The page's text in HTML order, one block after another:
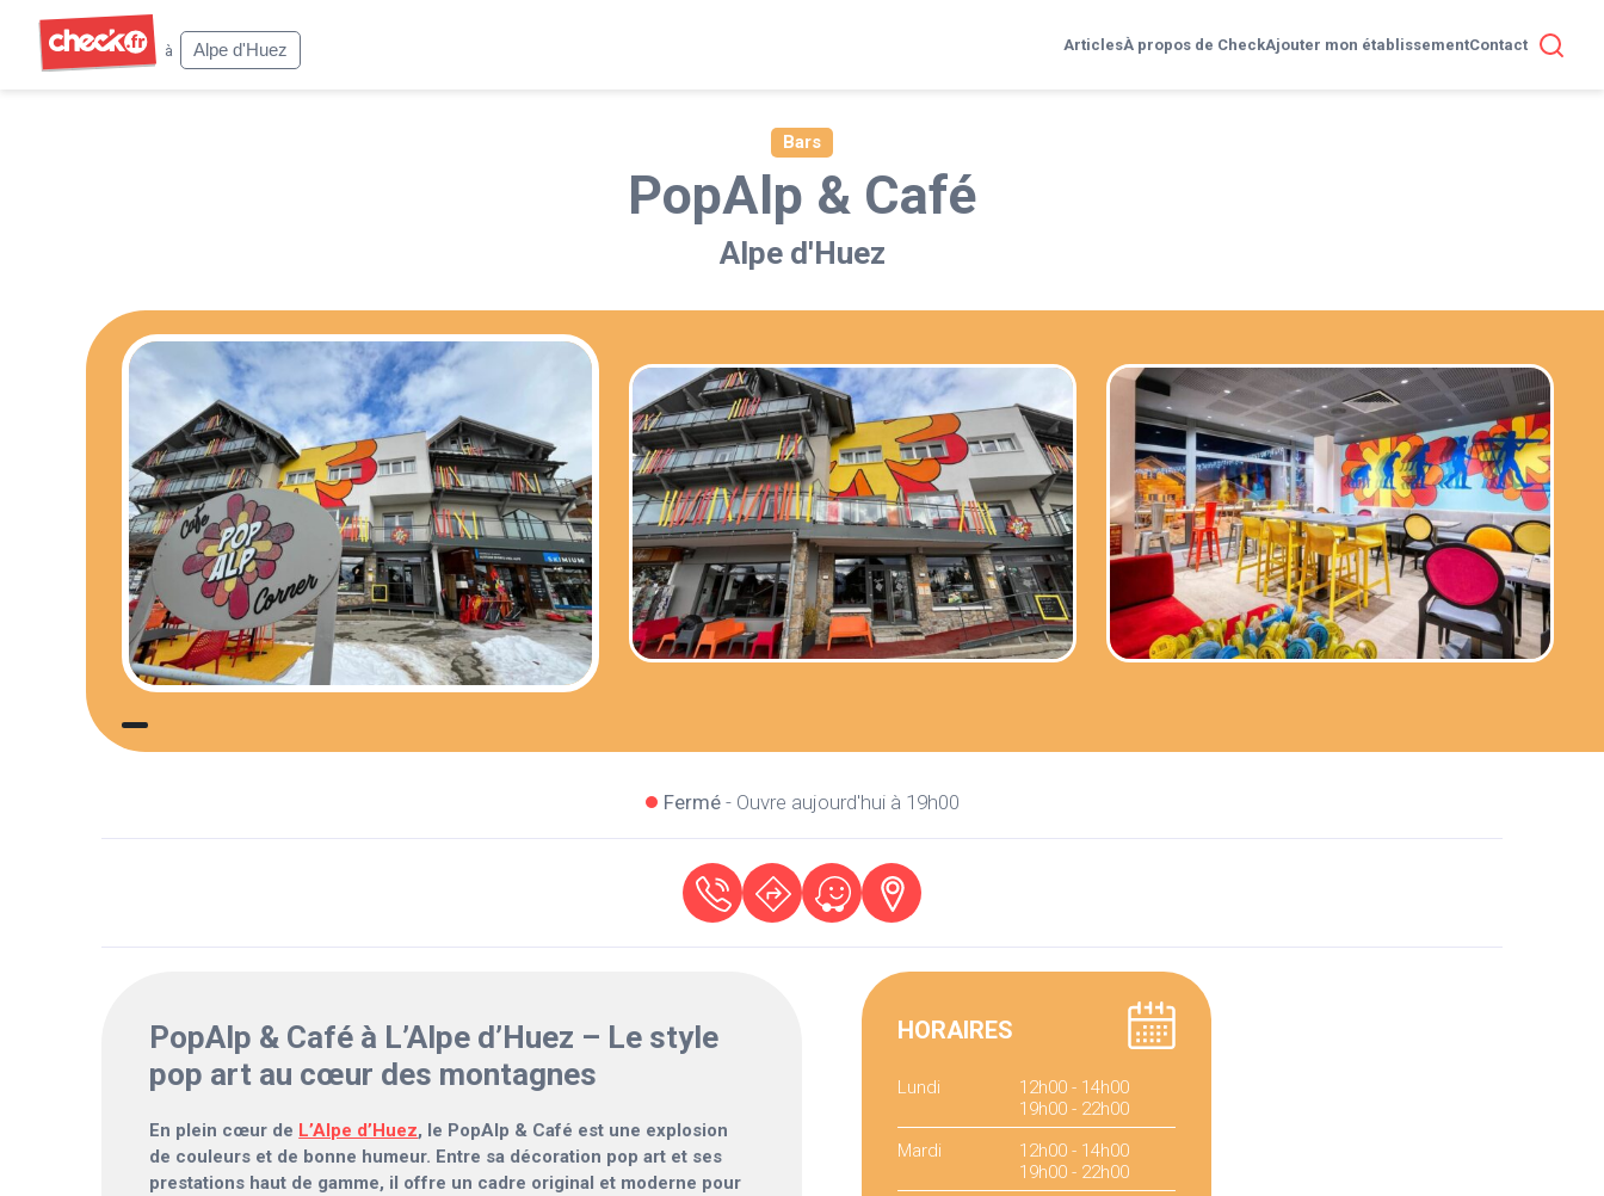
à
Alpe d'Huez ArticlesÀ propos de CheckAjouter mon établissementContact
Bars
PopAlp & Café
Alpe d'Huez
Fermé- Ouvre aujourd'hui à 19h00
PopAlp & Café à L’Alpe d’Huez – Le style
pop art au cœur des montagnes
En plein cœur de L’Alpe d’Huez, le PopAlp & Café est une explosion
de couleurs et de bonne humeur. Entre sa décoration pop art et ses
prestations haut de gamme, il offre un cadre original et moderne pour
HORAIRES
Lundi
12h00 - 14h00
19h00 - 22h00
Mardi
12h00 - 14h00
19h00 - 22h00